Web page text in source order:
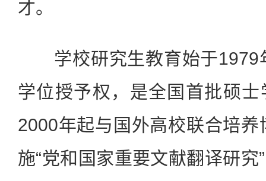
才。
学校研究生教育始于1979
学位授予权，是全国首批硕
2000年起与国外高校联合培
施“党和国家重要文献翻译研究